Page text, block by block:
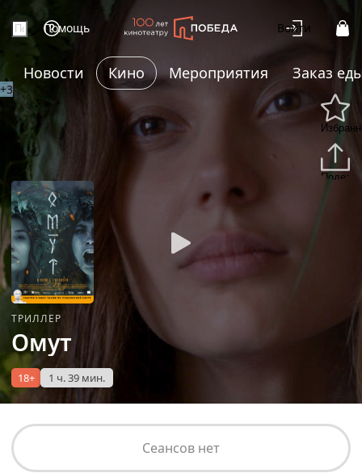
Помощь Войти
Новости Кино Мероприятия Заказ
+3
ТРИЛЛЕР
Омут
18+ 1 ч. 39 мин.
Сеансов нет